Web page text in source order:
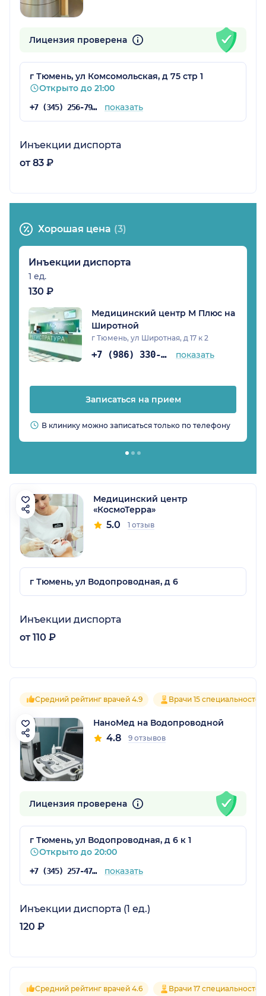
Лицензия проверена
г Тюмень, ул Комсомольская, д 75 стр 1
Открыто до 21:00
+7 (345) 256-79-99 показать
Инъекции диспорта
от 83 ₽
Хорошая цена (3)
Инъекции диспорта
1 ед.
130 ₽
Медицинский центр М Плюс на
Широтной
г Тюмень, ул Широтная, д 17 к 2
+7 (986) 330-24-65 показать
Записаться на прием
В клинику можно записаться только по телефону
Медицинский центр
«КосмоТерра»
5.0 1 отзыв
г Тюмень, ул Водопроводная, д 6
Инъекции диспорта
от 110 ₽
Средний рейтинг врачей 4.9 Врачи 15 специальностей
НаноМед на Водопроводной
4.8 9 отзывов
Лицензия проверена
г Тюмень, ул Водопроводная, д 6 к 1
Открыто до 20:00
+7 (345) 257-47-22 показать
Инъекции диспорта (1 ед.)
120 ₽
Средний рейтинг врачей 4.6 Врачи 17 специальностей